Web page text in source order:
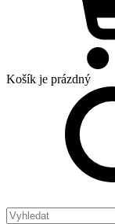
Košík je prázdný